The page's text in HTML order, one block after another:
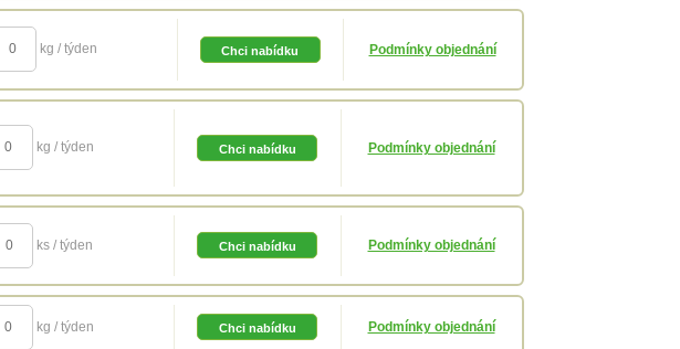
kg / týden Podmínky objednání
kg / týden Podmínky objednání
ks / týden Podmínky objednání
kg / týden Podmínky objednání